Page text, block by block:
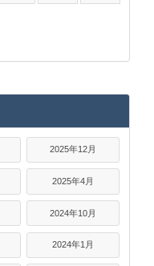
2025年12月
2025年4月
2024年10月
2024年1月